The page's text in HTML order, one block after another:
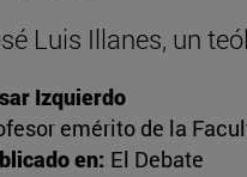
Luis Illanes, un
Izquierdo
emérito de la
en: El Debate